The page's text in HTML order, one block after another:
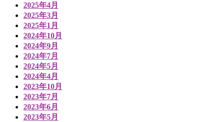
2025年4月
2025年3月
2025年1月
2024年10月
2024年9月
2024年7月
2024年5月
2024年4月
2023年10月
2023年7月
2023年6月
2023年5月